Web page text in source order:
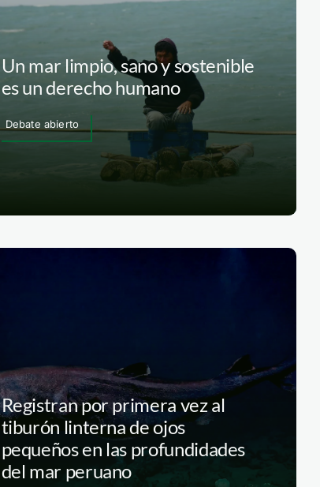
Un mar limpio, sano y sostenible
es un derecho humano
Debate abierto
Registran por primera vez al
tiburón linterna de ojos
pequeños en las profundidades
del mar peruano